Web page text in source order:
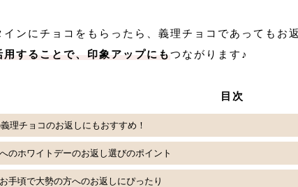
インにチョコをもらったら、義理チョコであってもお
用することで、印象アップにもつながります♪
目次
理チョコのお返しにもおすすめ！
のホワイトデーのお返し選びのポイント
手頃で大勢の方へのお返しにぴったり